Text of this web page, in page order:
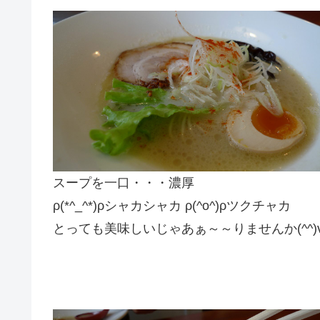
スープを一口・・・濃厚
ρ(*^_^*)ρシャカシャカ ρ(^o^)ρツクチャカ
とっても美味しいじゃあぁ～～りませんか